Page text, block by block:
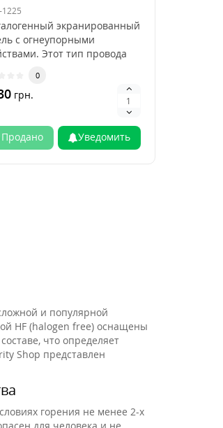
1225
экранированный
с огнеупорными
Этот тип провода
0
грн.
Уведомить
Продано
и популярной
HF (halogen free) оснащены
что определяет
Shop представлен
горения не менее 2-х